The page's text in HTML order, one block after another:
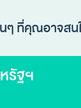
ๆ ที่คุณอาจสน
รัฐฯ